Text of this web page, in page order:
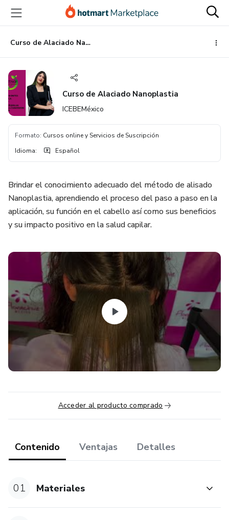
principal
página
de
página
Curso de Alaciado Nanoplastia
Curso de Alaciado Nanoplastia
ICEBEMéxico
Formato: Cursos online y Servicios de Suscripción
Idioma: Español
Brindar el conocimiento adecuado del método de alisado
Nanoplastia, aprendiendo el proceso del paso a paso en la
aplicación, su función en el cabello así como sus beneficios
y su impacto positivo en la salud capilar.
Acceder al producto comprado
Contenido Ventajas Detalles
01 Materiales